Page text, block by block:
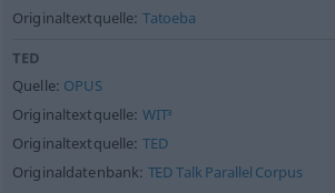
Originaltextquelle: Tatoeba
TED
Quelle: OPUS
Originaltextquelle: WIT³
Originaltextquelle: TED
Originaldatenbank: TED Talk Parallel Corpus